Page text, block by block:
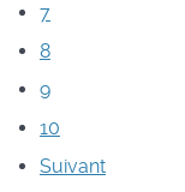
7
8
9
10
Suivant